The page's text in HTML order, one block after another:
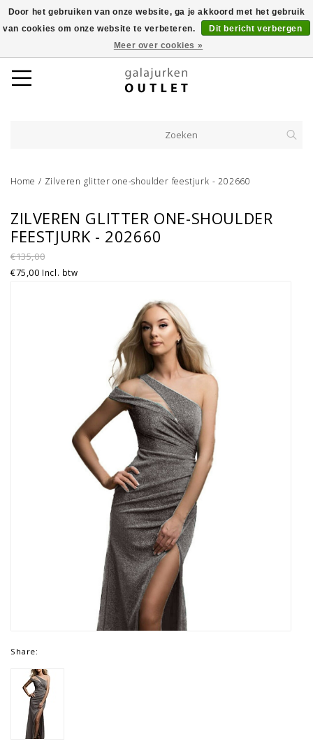
Home / Zilveren glitter one-shoulder feestjurk - 202660
ZILVEREN GLITTER ONE-SHOULDER
FEESTJURK - 202660
€135,00
€75,00 Incl. btw
Share:
Door het gebruiken van onze website, ga je akkoord met het gebruik
van cookies om onze website te verbeteren.
Dit bericht verbergen
Meer over cookies »